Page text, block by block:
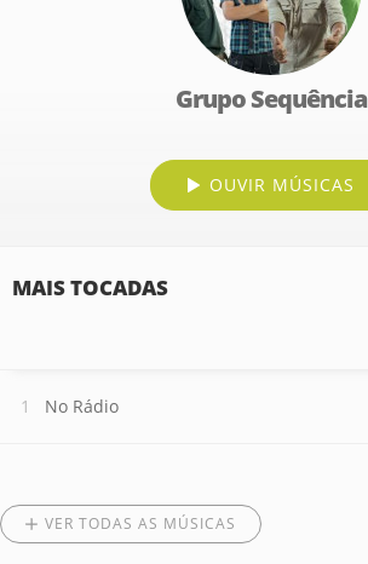
Grupo Sequência
OUVIR MÚSICAS
MAIS TOCADAS
No Rádio
VER TODAS AS MÚSICAS